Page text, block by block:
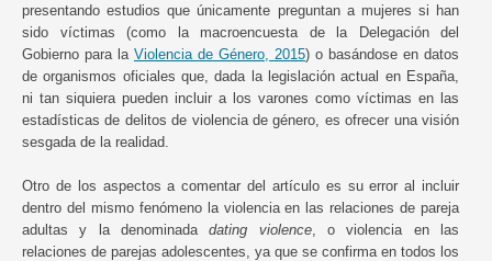
presentando estudios que únicamente preguntan a mujeres si han
sido víctimas (como la macroencuesta de la Delegación del
Gobierno para la Violencia de Género, 2015) o basándose en datos
de organismos oficiales que, dada la legislación actual en España,
ni tan siquiera pueden incluir a los varones como víctimas en las
estadísticas de delitos de violencia de género, es ofrecer una visión
sesgada de la realidad.
Otro de los aspectos a comentar del artículo es su error al incluir
dentro del mismo fenómeno la violencia en las relaciones de pareja
adultas y la denominadadating violence, o violencia en las
relaciones de parejas adolescentes, ya que se confirma en todos los